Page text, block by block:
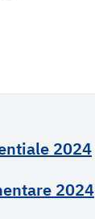
2024
2024